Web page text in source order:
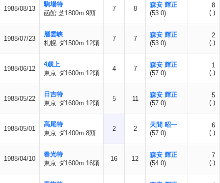
1988/08/13
駒場特
函館 芝1800m 9頭
7 8
森安 輝正
(53.0)
8
(-)
1988/07/23
層雲峡
札幌 ダ1500m 12頭
7 7
森安 輝正
(53.0)
2
(-)
1988/06/12
4歳上
東京 ダ1600m 12頭
4 7
森安 輝正
(57.0)
1
(-)
1988/05/22
日吉特
東京 ダ1600m 12頭
5 11
森安 輝正
(57.0)
5
(-)
1988/05/01
高尾特
東京 ダ1400m 8頭
2 2
天間 昭一
(57.0)
6
(-)
1988/04/10
春光特
東京 ダ1600m 16頭
16 12
森安 輝正
(54.0)
7
(-)